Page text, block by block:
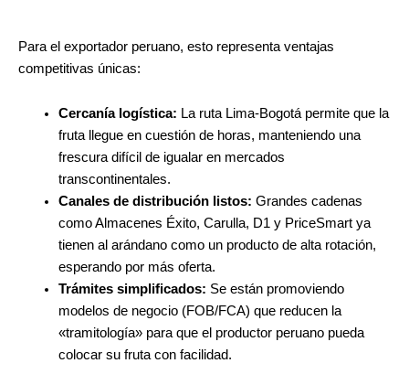
Para el exportador peruano, esto representa ventajas
competitivas únicas:
Cercanía logística: La ruta Lima-Bogotá permite que la
fruta llegue en cuestión de horas, manteniendo una
frescura difícil de igualar en mercados
transcontinentales.
Canales de distribución listos: Grandes cadenas
como Almacenes Éxito, Carulla, D1 y PriceSmart ya
tienen al arándano como un producto de alta rotación,
esperando por más oferta.
Trámites simplificados: Se están promoviendo
modelos de negocio (FOB/FCA) que reducen la
«tramitología» para que el productor peruano pueda
colocar su fruta con facilidad.